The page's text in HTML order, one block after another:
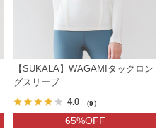
【SUKALA】WAGAMIタックロン
グスリーブ
4.0 （9）
65%OFF